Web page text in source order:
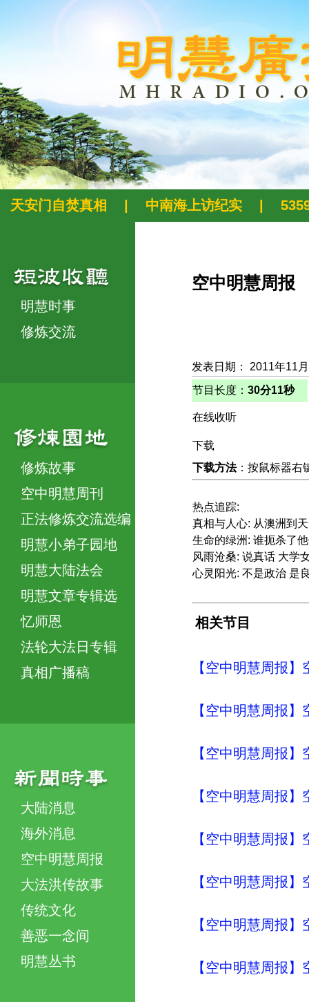
天安门自焚真相 中南海上访纪实
明慧时事
修炼交流
修炼故事
空中明慧周刊
正法修炼交流选编
明慧小弟子园地
明慧大陆法会
明慧文章专辑选
忆师恩
法轮大法日专辑
真相广播稿
大陆消息
海外消息
空中明慧周报
大法洪传故事
传统文化
善恶一念间
明慧丛书
空中明慧周报
发表日期： 2011年11
节目长度： 30分11秒
在线收听
下载
下载方法：按鼠标器右
热点追踪:
真相与人心: 从澳洲到
生命的绿洲: 谁扼杀了
风雨沧桑: 说真话 大学
心灵阳光: 不是政治 是
相关节目
【空中明慧周报
【空中明慧周报
【空中明慧周报
【空中明慧周报
【空中明慧周报
【空中明慧周报
【空中明慧周报
【空中明慧周报